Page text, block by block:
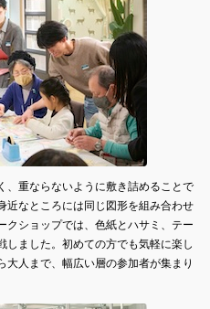
重ならないように敷き詰めることで
近なところには同じ図形を組み合わせ
クショップでは、色紙とハサミ、テー
しました。初めての方でも気軽に楽し
人まで、幅広い層の参加者が集まり